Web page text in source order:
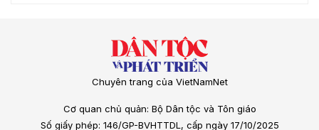
Chuyên trang của VietNamNet
Cơ quan chủ quản: Bộ Dân tộc và Tôn giáo
Số giấy phép: 146/GP-BVHTTDL, cấp ngày 17/10/2025